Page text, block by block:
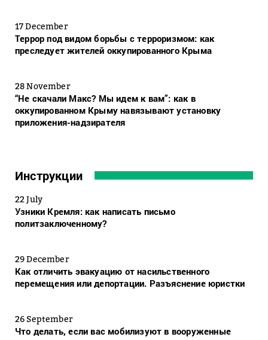
17 December
Террор под видом борьбы с терроризмом: как
преследует жителей оккупированного Крыма
28 November
“Не скачали Макс? Мы идем к вам”: как в
оккупированном Крыму навязывают установку
приложения-надзирателя
Инструкции
22 July
Узники Кремля: как написать письмо
политзаключенному?
29 December
Как отличить эвакуацию от насильственного
перемещения или депортации. Разъяснение юристки
26 September
Что делать, если вас мобилизуют в вооруженные